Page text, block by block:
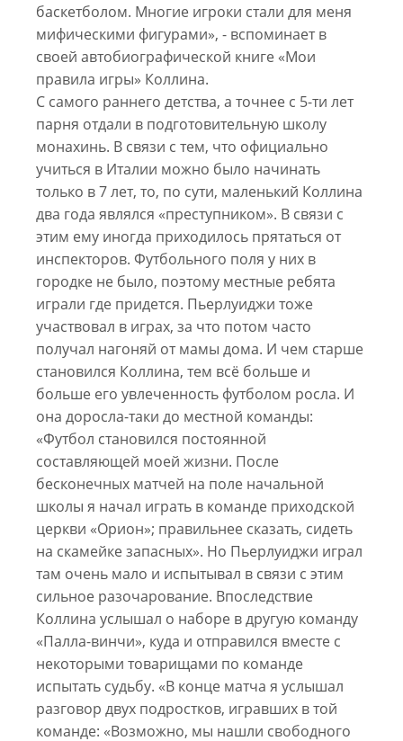
баскетболом. Многие игроки стали для меня
мифическими фигурами», - вспоминает в
своей автобиографической книге «Мои
правила игры» Коллина.
С самого раннего детства, а точнее с 5-ти лет
парня отдали в подготовительную школу
монахинь. В связи с тем, что официально
учиться в Италии можно было начинать
только в 7 лет, то, по сути, маленький Коллина
два года являлся «преступником». В связи с
этим ему иногда приходилось прятаться от
инспекторов. Футбольного поля у них в
городке не было, поэтому местные ребята
играли где придется. Пьерлуиджи тоже
участвовал в играх, за что потом часто
получал нагоняй от мамы дома. И чем старше
становился Коллина, тем всё больше и
больше его увлеченность футболом росла. И
она доросла-таки до местной команды:
«Футбол становился постоянной
составляющей моей жизни. После
бесконечных матчей на поле начальной
школы я начал играть в команде приходской
церкви «Орион»; правильнее сказать, сидеть
на скамейке запасных». Но Пьерлуиджи играл
там очень мало и испытывал в связи с этим
сильное разочарование. Впоследствие
Коллина услышал о наборе в другую команду
«Палла-винчи», куда и отправился вместе с
некоторыми товарищами по команде
испытать судьбу. «В конце матча я услышал
разговор двух подростков, игравших в той
команде: «Возможно, мы нашли свободного